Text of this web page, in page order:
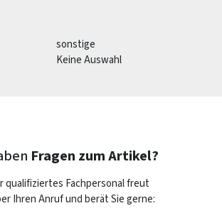
sonstige
Keine Auswahl
Fragen zum Artikel?
qualifiziertes Fachpersonal freut
Ihren Anruf und berät Sie gerne: